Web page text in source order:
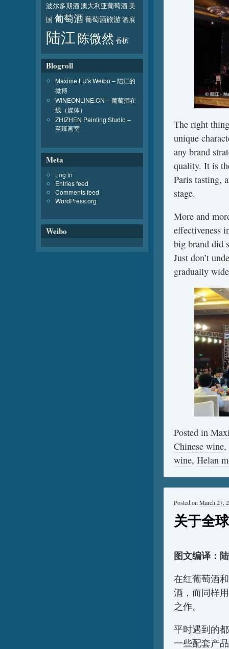
The right
unique
any brand
quality. It is
Paris tasting,
stage.
More and
effectiveness
big brand did
Just don’t
gradually
Posted in
Chinese wine,
wine, Helan
关于全
Posted on March 27,
图文编译：
在红葡萄酒
酒，而同样
之作。
平时遇到的
一些配套产
波尔多期酒澳大利亚葡萄酒美
国 葡萄酒葡萄酒旅游酒展
陆江陈微然 香槟
Blogroll
Maxime LU's Weibo – 陆江的
微博
WINEONLINE.CN – 葡萄酒在
线（媒体）
ZHIZHEN Painting Studio –
至臻画室
Meta
Log in
Entries feed
Comments feed
WordPress.org
Weibo